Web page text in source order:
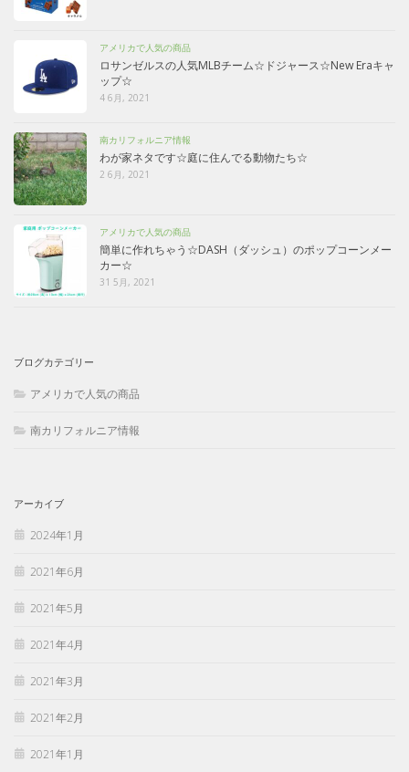
アメリカで人気の商品
ロサンゼルスの人気MLBチーム☆ドジャース☆New Eraキャ
ップ☆
4 6月, 2021
南カリフォルニア情報
わが家ネタです☆庭に住んでる動物たち☆
2 6月, 2021
アメリカで人気の商品
簡単に作れちゃう☆DASH（ダッシュ）のポップコーンメー
カー☆
31 5月, 2021
ブログカテゴリー
アメリカで人気の商品
南カリフォルニア情報
アーカイブ
2024年1月
2021年6月
2021年5月
2021年4月
2021年3月
2021年2月
2021年1月